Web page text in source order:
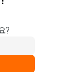
?